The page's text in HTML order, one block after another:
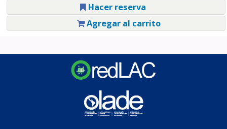
Hacer reserva
Agregar al carrito